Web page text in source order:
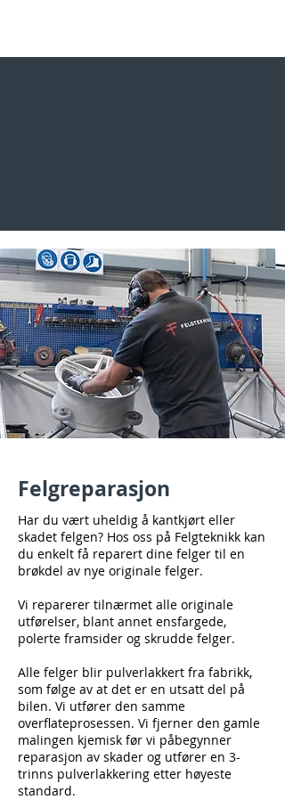
Felgreparasjon
Har du vært uheldig å kantkjørt eller
skadet felgen? Hos oss på Felgteknikk kan
du enkelt få reparert dine felger til en
brøkdel av nye originale felger.
Vi reparerer tilnærmet alle originale
utførelser, blant annet ensfargede,
polerte framsider og skrudde felger.
Alle felger blir pulverlakkert fra fabrikk,
som følge av at det er en utsatt del på
bilen. Vi utfører den samme
overflateprosessen. Vi fjerner den gamle
malingen kjemisk før vi påbegynner
reparasjon av skader og utfører en 3-
trinns pulverlakkering etter høyeste
standard.